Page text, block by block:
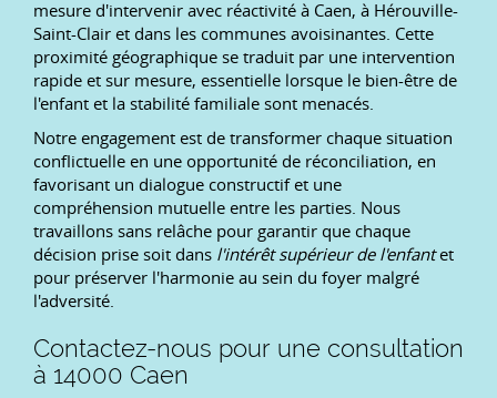
mesure d'intervenir avec réactivité à Caen, à Hérouville-
Saint-Clair et dans les communes avoisinantes. Cette
proximité géographique se traduit par une intervention
rapide et sur mesure, essentielle lorsque le bien-être de
l'enfant et la stabilité familiale sont menacés.
Notre engagement est de transformer chaque situation
conflictuelle en une opportunité de réconciliation, en
favorisant un dialogue constructif et une
compréhension mutuelle entre les parties. Nous
travaillons sans relâche pour garantir que chaque
décision prise soit dans l'intérêt supérieur de l'enfantet
pour préserver l'harmonie au sein du foyer malgré
l'adversité.
Contactez-nous pour une consultation
à 14000 Caen